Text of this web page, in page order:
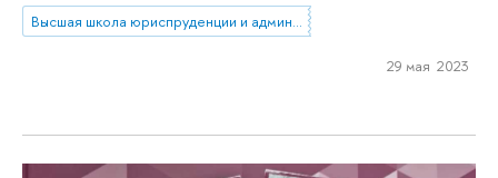
Высшая школа юриспруденции и администрирования
29 мая 2023